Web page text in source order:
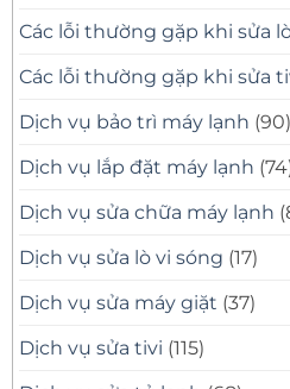
Các lỗi thường gặp khi sửa
Các lỗi thường gặp khi sửa
Dịch vụ bảo trì máy lạnh (90)
Dịch vụ lắp đặt máy lạnh
Dịch vụ sửa chữa máy lạnh
Dịch vụ sửa lò vi sóng (17)
Dịch vụ sửa máy giặt (37)
Dịch vụ sửa tivi (115)